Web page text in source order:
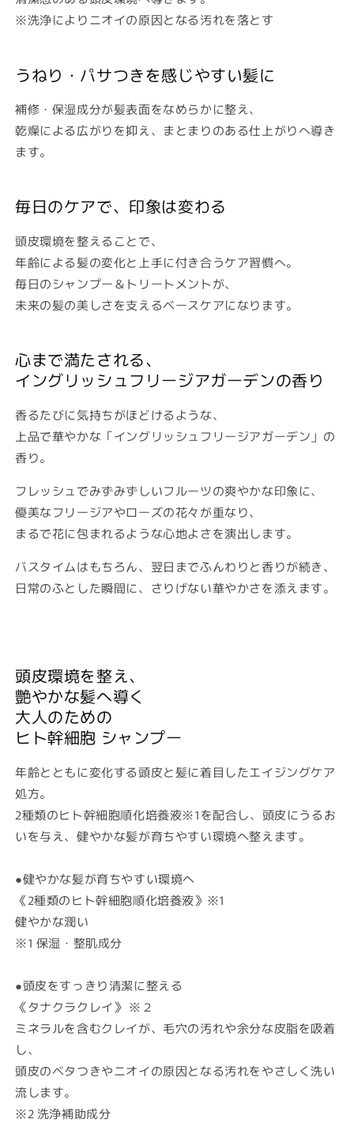
※洗浄によりニオイの原因となる汚れを落とす
うねり・パサつきを感じやすい髪に
補修・保湿成分が髪表面をなめらかに整え、
乾燥による広がりを抑え、まとまりのある仕上がりへ導き
ます。
毎日のケアで、印象は変わる
頭皮環境を整えることで、
年齢による髪の変化と上手に付き合うケア習慣へ。
毎日のシャンプー＆トリートメントが、
未来の髪の美しさを支えるベースケアになります。
心まで満たされる、
イングリッシュフリージアガーデンの香り
香るたびに気持ちがほどけるような、
上品で華やかな「イングリッシュフリージアガーデン」の
香り。
フレッシュでみずみずしいフルーツの爽やかな印象に、
優美なフリージアやローズの花々が重なり、
まるで花に包まれるような心地よさを演出します。
バスタイムはもちろん、翌日までふんわりと香りが続き、
日常のふとした瞬間に、さりげない華やかさを添えます。
頭皮環境を整え、
艶やかな髪へ導く
大人のための
ヒト幹細胞 シャンプー
年齢とともに変化する頭皮と髪に着目したエイジングケア
処方。
2種類のヒト幹細胞順化培養液※1を配合し、頭皮にうるお
いを与え、健やかな髪が育ちやすい環境へ整えます。
●健やかな髪が育ちやすい環境へ
《2種類のヒト幹細胞順化培養液》※1
健やかな潤い
※1 保湿・整肌成分
●頭皮をすっきり清潔に整える
《タナクラクレイ》 ※２
ミネラルを含むクレイが、毛穴の汚れや余分な皮脂を吸着
し、
頭皮のベタつきやニオイの原因となる汚れをやさしく洗い
流します。
※2 洗浄補助成分